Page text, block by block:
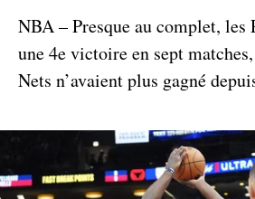
NBA – Presque au complet, les
une 4e victoire en sept
Nets n’avaient plus gagné